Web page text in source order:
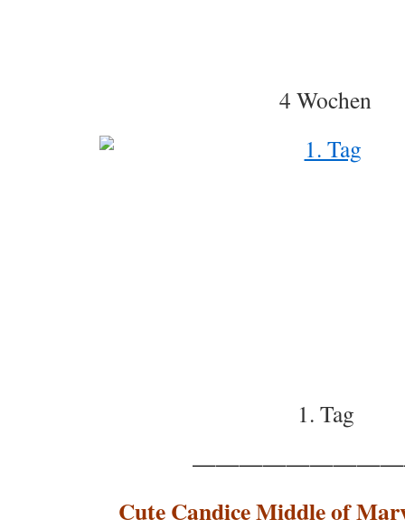
4 Wochen
1. Tag
Cute Candice Middle of